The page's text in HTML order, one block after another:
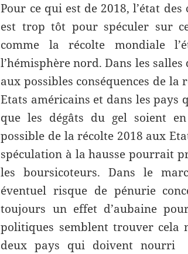
Pour ce qui est de 2018, l’état
est trop tôt pour spéculer sur
comme la récolte mondiale
l’hémisphère nord. Dans les
aux possibles conséquences de
Etats américains et dans les
que les dégâts du gel soient
possible de la récolte 2018 aux
spéculation à la hausse pourrait
les boursicoteurs. Dans le
éventuel risque de pénurie
toujours un effet d’aubaine
politiques semblent trouver cela
deux pays qui doivent